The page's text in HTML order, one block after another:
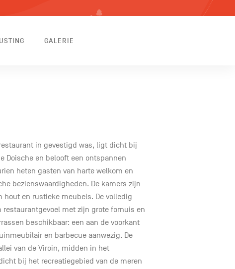
GALERIE
in gevestigd was, ligt dicht bij
Doische en belooft een ontspannen
heten gasten van harte welkom en
bezienswaardigheden. De kamers zijn
en rustieke meubels. De volledig
met zijn grote fornuis en
beschikbaar: een aan de voorkant
en barbecue aanwezig. De
van de Viroin, midden in het
bij het recreatiegebied van de meren